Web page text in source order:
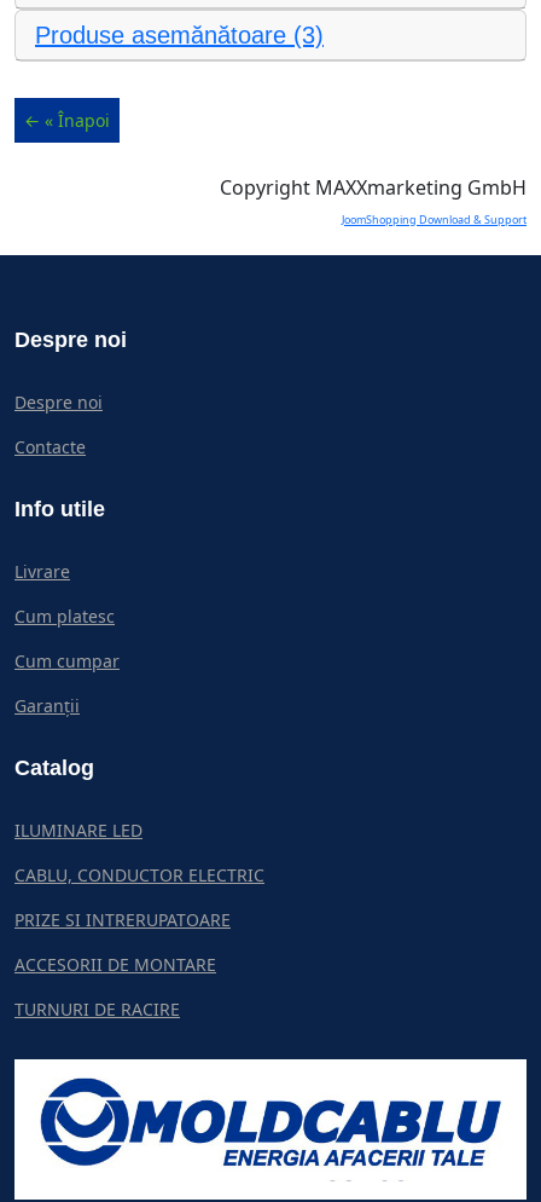
Produse asemănătoare (3)
Copyright MAXXmarketing GmbH
JoomShopping Download & Support
Despre noi
Despre noi
Contacte
Info utile
Livrare
Cum platesc
Cum cumpar
Garanții
Catalog
ILUMINARE LED
CABLU, CONDUCTOR ELECTRIC
PRIZE SI INTRERUPATOARE
ACCESORII DE MONTARE
TURNURI DE RACIRE